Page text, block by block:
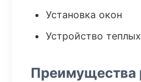
Установка окон
Устройство
Преимущества